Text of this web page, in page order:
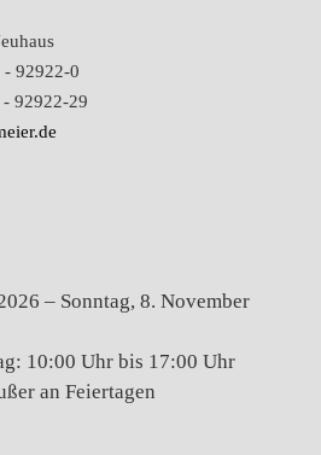
- 92922-0
92922-29
– Sonntag, 8. November
10:00 Uhr bis 17:00 Uhr
an Feiertagen